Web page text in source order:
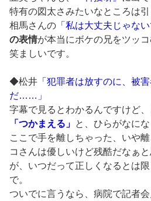
特有の図太さみたいなところは引
相馬さんの 「私は大丈夫じゃない
の表情が本当にボケの兄をツッ
笑ましいです。
◆松井 「犯罪者は放すのに、被
だ……」
字幕で見るとわかるんですけど
「つかまえる」 と、ひらがなにな
ここで手を離しちゃった、いや
コさんは優しいけど残酷だなぁ
が、いつだって正しくなるとは
で。
ついでに言うなら、病院で記者